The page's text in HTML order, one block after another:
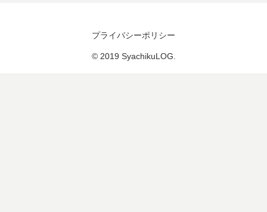
プライバシーポリシー
© 2019 SyachikuLOG.